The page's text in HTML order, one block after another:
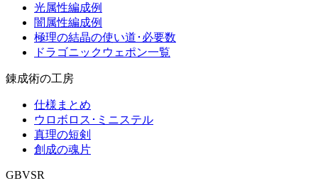
光属性編成例
闇属性編成例
極理の結晶の使い道･必要数
ドラゴニックウェポン一覧
錬成術の工房
仕様まとめ
ウロボロス･ミニステル
真理の短剣
創成の魂片
GBVSR